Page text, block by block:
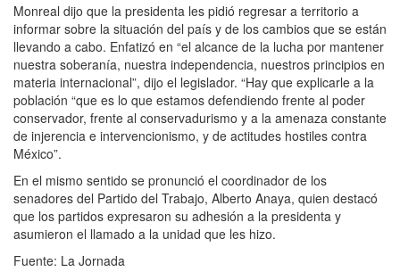
Monreal dijo que la presidenta les pidió regresar a territorio a
informar sobre la situación del país y de los cambios que se están
llevando a cabo. Enfatizó en “el alcance de la lucha por mantener
nuestra soberanía, nuestra independencia, nuestros principios en
materia internacional”, dijo el legislador. “Hay que explicarle a la
población “que es lo que estamos defendiendo frente al poder
conservador, frente al conservadurismo y a la amenaza constante
de injerencia e intervencionismo, y de actitudes hostiles contra
México”.
En el mismo sentido se pronunció el coordinador de los
senadores del Partido del Trabajo, Alberto Anaya, quien destacó
que los partidos expresaron su adhesión a la presidenta y
asumieron el llamado a la unidad que les hizo.
Fuente: La Jornada